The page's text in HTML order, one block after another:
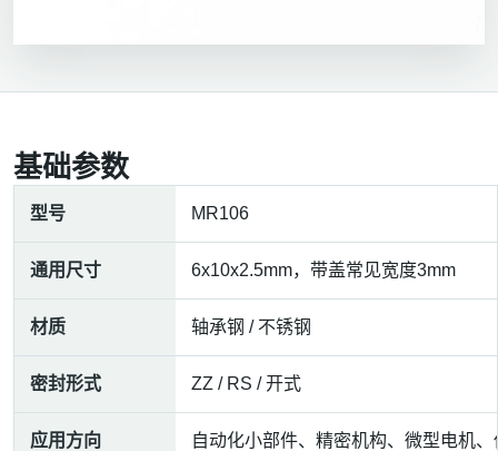
基础参数
型号 MR106
通用尺寸 6x10x2.5mm，带盖常见宽度3mm
材质 轴承钢 / 不锈钢
密封形式 ZZ / RS / 开式
应用方向 自动化小部件、精密机构、微型电机